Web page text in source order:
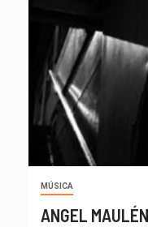
MÚSICA
ANGEL